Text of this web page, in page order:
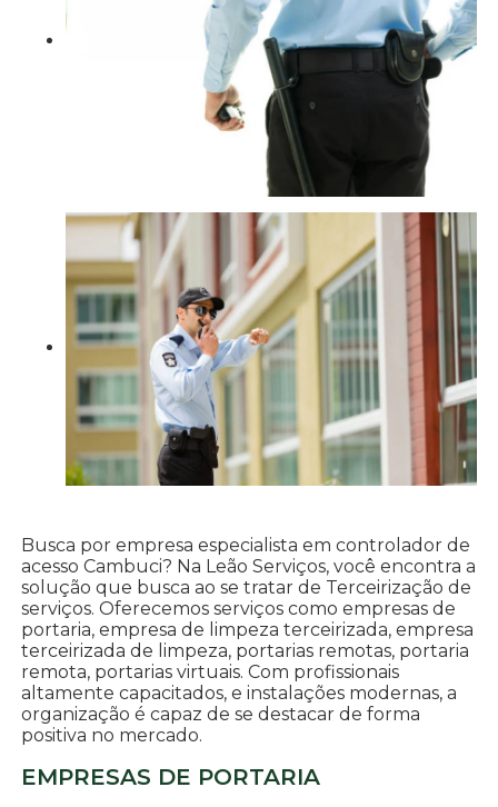
Busca por empresa especialista em controlador de
acesso Cambuci? Na Leão Serviços, você encontra a
solução que busca ao se tratar de Terceirização de
serviços. Oferecemos serviços como empresas de
portaria, empresa de limpeza terceirizada, empresa
terceirizada de limpeza, portarias remotas, portaria
remota, portarias virtuais. Com profissionais
altamente capacitados, e instalações modernas, a
organização é capaz de se destacar de forma
positiva no mercado.
EMPRESAS DE PORTARIA